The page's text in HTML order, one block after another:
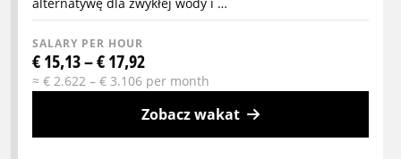
SALARY PER HOUR
€ 15,13 – € 17,92
≈ € 2.622 – € 3.106 per month
Zobacz wakat